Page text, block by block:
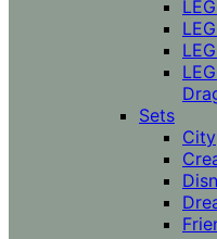
Sets
City